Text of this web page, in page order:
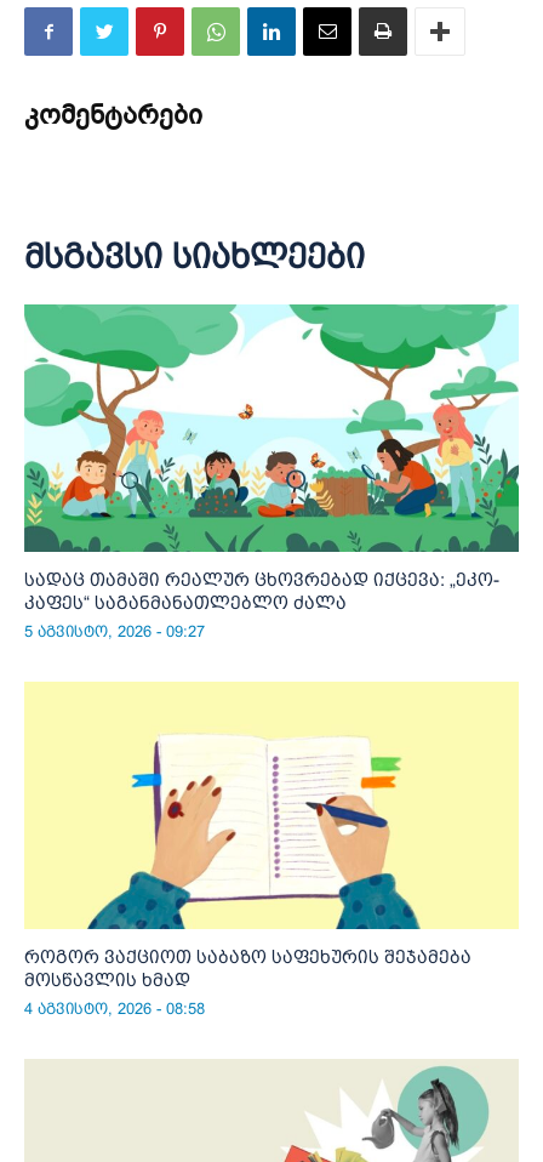
კომენტარები
მსგავსი სიახლეები
სადაც თამაში რეალურ ცხოვრებად იქცევა: „ეკო-
კაფეს“ საგანმანათლებლო ძალა
5 აგვისტო, 2026 - 09:27
როგორ ვაქციოთ საბაზო საფეხურის შეჯამება
მოსწავლის ხმად
4 აგვისტო, 2026 - 08:58